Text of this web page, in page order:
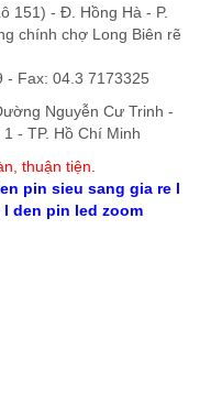
151) - Đ. Hồng Hà - P.
chính chợ Long Biên rẽ
- Fax: 04.3 7173325
Nguyễn Cư Trinh -
- TP. Hồ Chí Minh
thuận tiện
pin sieu sang gia rel
l den pin led zoom